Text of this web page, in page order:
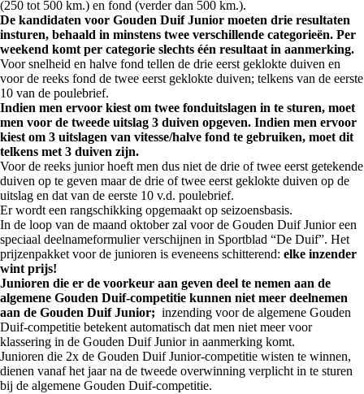
(250 tot 500 km.) en fond (verder dan 500 km.).
De kandidaten voor Gouden Duif Junior moeten drie resultaten
insturen, behaald in minstens twee verschillende categorieën. Per
weekend komt per categorie slechts één resultaat in aanmerking.
Voor snelheid en halve fond tellen de drie eerst geklokte duiven en
voor de reeks fond de twee eerst geklokte duiven; telkens van de eerste
10 van de poulebrief.
Indien men ervoor kiest om twee fonduitslagen in te sturen, moet
men voor de tweede uitslag 3 duiven opgeven. Indien men ervoor
kiest om 3 uitslagen van vitesse/halve fond te gebruiken, moet dit
telkens met 3 duiven zijn.
Voor de reeks junior hoeft men dus niet de drie of twee eerst getekende
duiven op te geven maar de drie of twee eerst geklokte duiven op de
uitslag en dat van de eerste 10 v.d. poulebrief.
Er wordt een rangschikking opgemaakt op seizoensbasis.
In de loop van de maand oktober zal voor de Gouden Duif Junior een
speciaal deelnameformulier verschijnen in Sportblad “De Duif”. Het
prijzenpakket voor de junioren is eveneens schitterend: elke inzender
wint prijs!
Junioren die er de voorkeur aan geven deel te nemen aan de
algemene Gouden Duif‑competitie kunnen niet meer deelnemen
aan de Gouden Duif Junior; inzending voor de algemene Gouden
Duif-competitie betekent automatisch dat men niet meer voor
klassering in de Gouden Duif Junior in aanmerking komt.
Junioren die 2x de Gouden Duif Junior-competitie wisten te winnen,
dienen vanaf het jaar na de tweede overwinning verplicht in te sturen
bij de algemene Gouden Duif-competitie.